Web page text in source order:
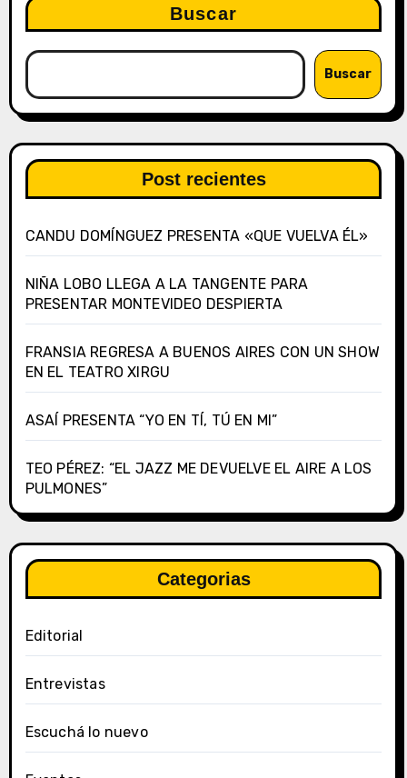
Buscar
Buscar
Post recientes
CANDU DOMÍNGUEZ PRESENTA «QUE VUELVA ÉL»
NIÑA LOBO LLEGA A LA TANGENTE PARA
PRESENTAR MONTEVIDEO DESPIERTA
FRANSIA REGRESA A BUENOS AIRES CON UN SHOW
EN EL TEATRO XIRGU
ASAÍ PRESENTA “YO EN TÍ, TÚ EN MI”
TEO PÉREZ: “EL JAZZ ME DEVUELVE EL AIRE A LOS
PULMONES”
Categorias
Editorial
Entrevistas
Escuchá lo nuevo